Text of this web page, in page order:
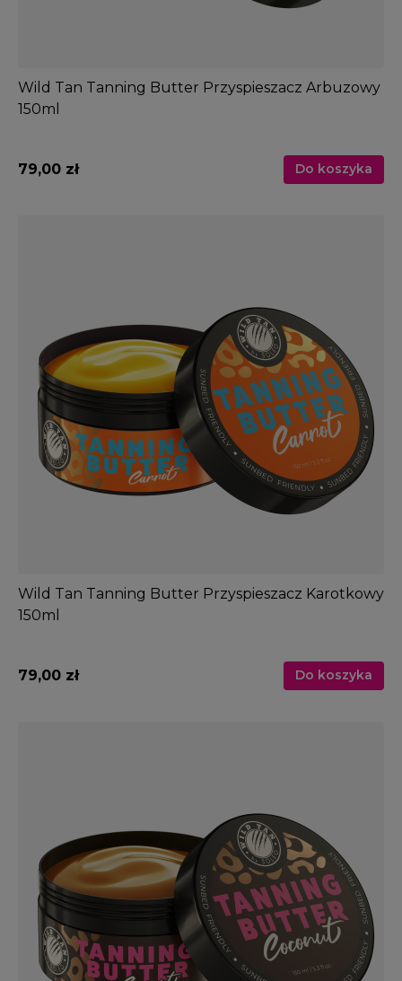
Wild Tan Tanning Butter Przyspieszacz Arbuzowy
150ml
79,00 zł Do koszyka
Wild Tan Tanning Butter Przyspieszacz Karotkowy
150ml
79,00 zł Do koszyka